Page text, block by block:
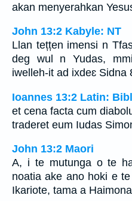
akan menyerahkan
John 13:2 Kabyle: NT
Llan tețțen imensi n
deg wul n Yudas,
iwelleh-it ad ixdeɛ Sidna
Ioannes 13:2 Latin:
et cena facta cum
traderet eum Iudas
John 13:2 Maori
A, i te mutunga o te
noatia ake ano hoki e
Ikariote, tama a